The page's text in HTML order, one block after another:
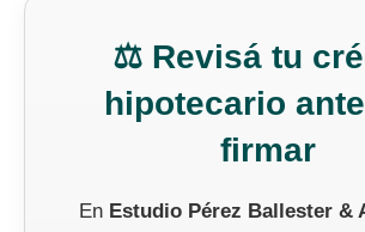
⚖️ Revisá tu
hipotecario
firmar
En Estudio Pérez Ballester &